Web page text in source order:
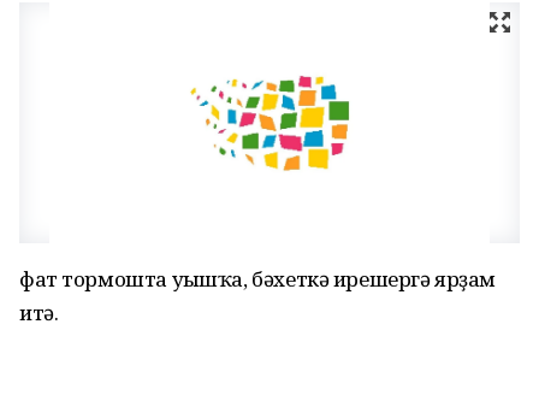
фат тормошта уңышҡа, бәхеткә ирешергә ярҙам
итә.